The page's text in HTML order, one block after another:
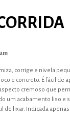
corrige e nivela
e concreto. É fácil de
cremoso que
um acabamento liso e
de lixar. Indicada